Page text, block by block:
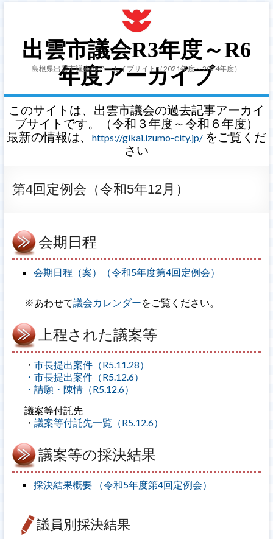
出雲市議会R3年度～R6
年度アーカイブ
島根県出雲市議会のアーカイブサイト（2021年度～2024年度）
このサイトは、出雲市議会の過去記事アーカイ
ブサイトです。（令和３年度～令和６年度）
最新の情報は、
https://gikai.izumo-city.jp/をご覧くだ
さい
第4回定例会（令和5年12月）
会期日程
会期日程（案）（令和5年度第4回定例会）
※あわせて議会カレンダーをご覧ください。
上程された議案等
・ 市長提出案件（R5.11.28）
・ 市長提出案件（R5.12.6）
・ 請願・陳情（R5.12.6）
議案等付託先
・ 議案等付託先一覧（R5.12.6）
議案等の採決結果
採決結果概要 （令和5年度第4回定例会）
議員別採決結果